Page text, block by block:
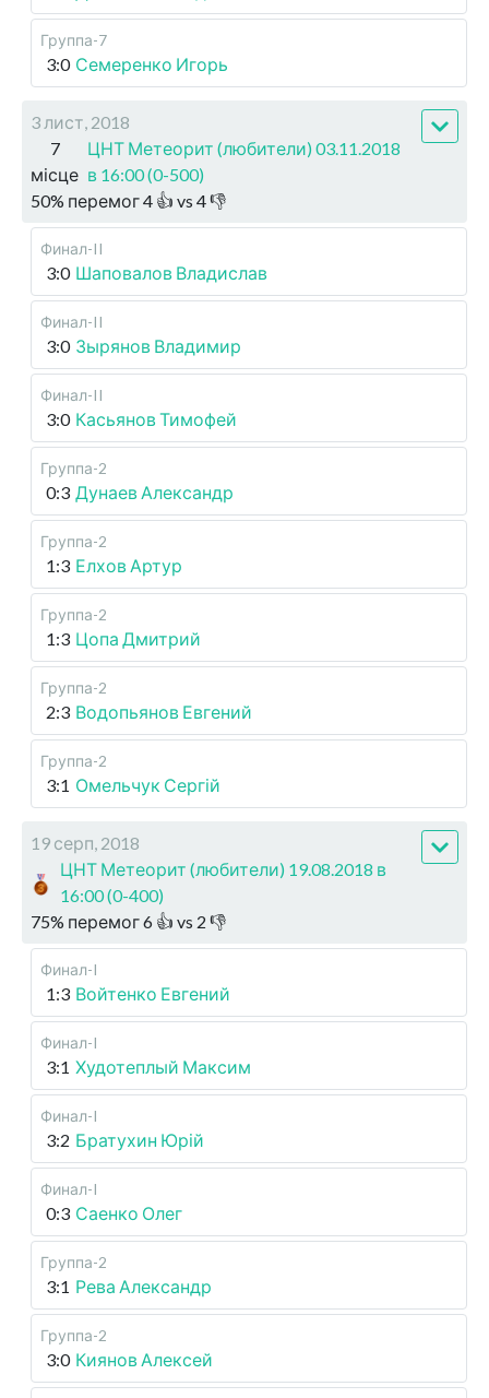
Группа-7
3:0 Семеренко Игорь
3 лист, 2018
7
місце
ЦНТ Метеорит (любители) 03.11.2018
в 16:00 (0-500)
50% перемог4 👍 vs 4👎
Финал-II
3:0 Шаповалов Владислав
Финал-II
3:0 Зырянов Владимир
Финал-II
3:0 Касьянов Тимофей
Группа-2
0:3 Дунаев Александр
Группа-2
1:3 Елхов Артур
Группа-2
1:3 Цопа Дмитрий
Группа-2
2:3 Водопьянов Евгений
Группа-2
3:1 Омельчук Сергій
19 серп, 2018
ЦНТ Метеорит (любители) 19.08.2018 в
16:00 (0-400)
75% перемог6 👍 vs 2 👎
Финал-I
1:3 Войтенко Евгений
Финал-I
3:1 Худотеплый Максим
Финал-I
3:2 Братухин Юрій
Финал-I
0:3 Саенко Олег
Группа-2
3:1 Рева Александр
Группа-2
3:0 Киянов Алексей